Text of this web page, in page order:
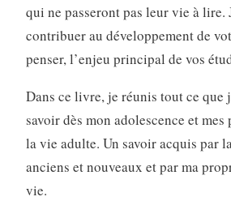
qui ne passeront pas leur vie à lire.
contribuer au développement de
penser, l’enjeu principal de vos
Dans ce livre, je réunis tout ce que
savoir dès mon adolescence et mes
la vie adulte. Un savoir acquis par
anciens et nouveaux et par ma
vie.